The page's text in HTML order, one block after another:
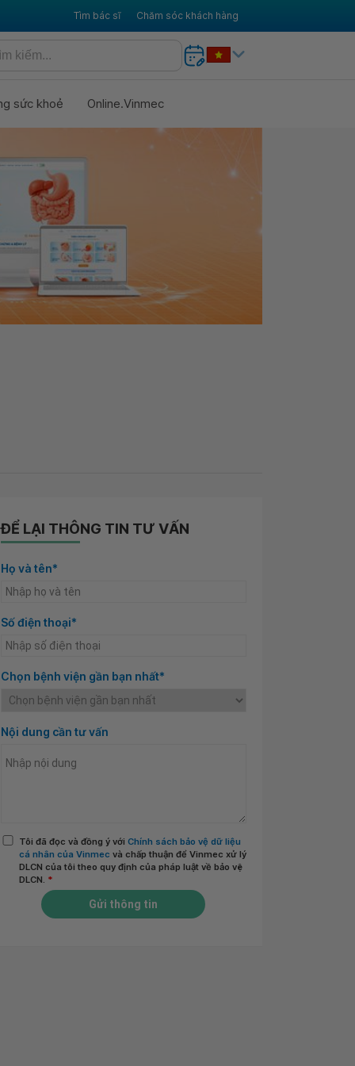
Tìm bác sĩ Chăm sóc khách hàng
sức khoẻ Online.Vinmec
ĐỂ LẠI THÔNG TIN TƯ VẤN
Họ và tên*
Số điện thoại*
Chọn bệnh viện gần bạn nhất*
Nội dung cần tư vấn
Tôi đã đọc và đồng ý với Chính sách bảo vệ dữ liệu
cá nhân của Vinmec và chấp thuận để Vinmec xử lý
DLCN của tôi theo quy định của pháp luật về bảo vệ
DLCN. *
Gửi thông tin